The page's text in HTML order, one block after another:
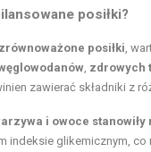
posiłki?
zrównoważone posiłki ,
zdrowych
zawierać składniki z
i owoce stanowiły
indeksie glikemicznym,